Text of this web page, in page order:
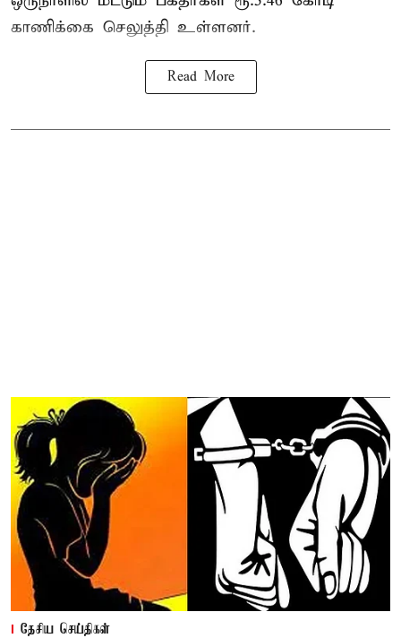
காணிக்கை செலுத்தி உள்ளனர்.
Read More
தேசிய செய்திகள்